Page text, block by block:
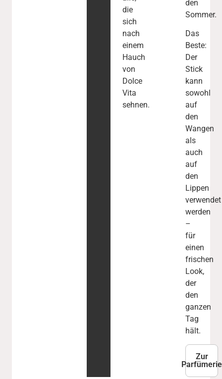
die
sich
nach
einem
Hauch
von
Dolce
Vita
sehnen.
den
Sommer.
Das
Beste:
Der
Stick
kann
sowohl
auf
den
Wangen
als
auch
auf
den
Lippen
verwendet
werden
–
für
einen
frischen
Look,
der
den
ganzen
Tag
hält.
Zur
Parfümerie